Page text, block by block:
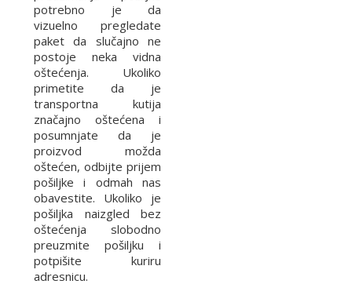
potrebno je da
vizuelno pregledate
paket da slučajno ne
postoje neka vidna
oštećenja. Ukoliko
primetite da je
transportna kutija
značajno oštećena i
posumnjate da je
proizvod možda
oštećen, odbijte prijem
pošiljke i odmah nas
obavestite. Ukoliko je
pošiljka naizgled bez
oštećenja slobodno
preuzmite pošiljku i
potpišite kuriru
adresnicu.